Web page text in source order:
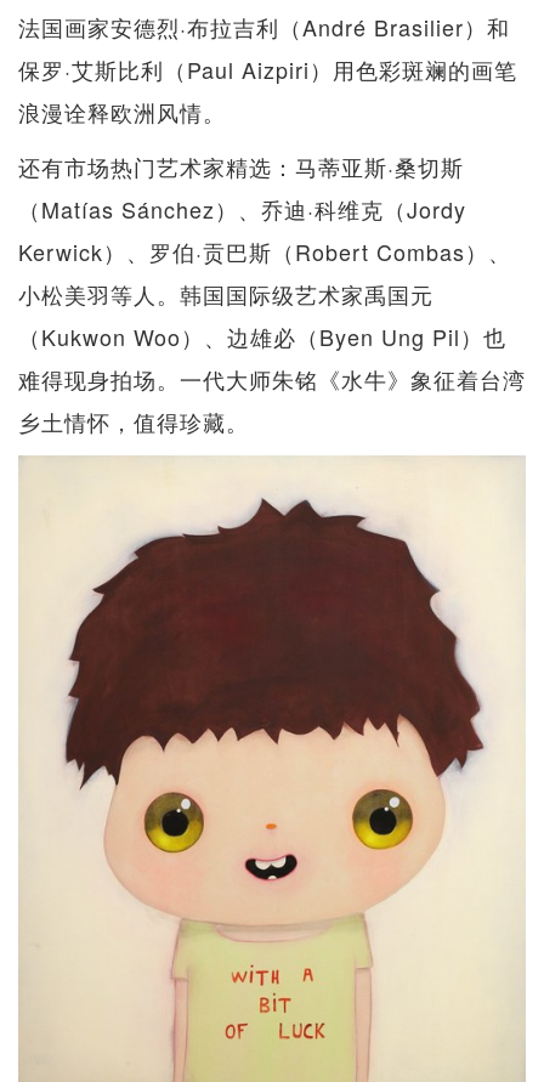
法国画家安德烈·布拉吉利（André Brasilier）和
保罗·艾斯比利（Paul Aizpiri）用色彩斑斓的画笔
浪漫诠释欧洲风情。
还有市场热门艺术家精选：马蒂亚斯·桑切斯
（Matías Sánchez）、乔迪·科维克（Jordy
Kerwick）、罗伯·贡巴斯（Robert Combas）、
小松美羽等人。韩国国际级艺术家禹国元
（Kukwon Woo）、边雄必（Byen Ung Pil）也
难得现身拍场。一代大师朱铭《水牛》象征着台湾
乡土情怀，值得珍藏。